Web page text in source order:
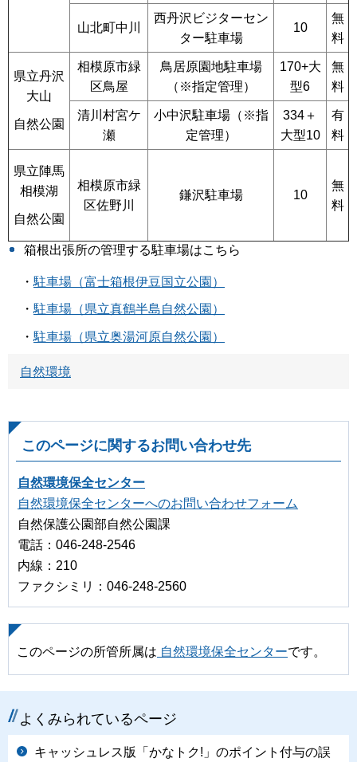
山北町中川
西丹沢ビジターセン
ター駐車場
10
無
料
県立丹沢
大山
自然公園
相模原市緑
区鳥屋
鳥居原園地駐車場
（※指定管理）
170+大
型6
無
料
清川村宮ケ
瀬
小中沢駐車場（※指
定管理）
334＋
大型10
有
料
県立陣馬
相模湖
自然公園
相模原市緑
区佐野川
鎌沢駐車場 10
無
料
箱根出張所の管理する駐車場はこちら
・ 駐車場（富士箱根伊豆国立公園）
・ 駐車場（県立真鶴半島自然公園）
・ 駐車場（県立奥湯河原自然公園）
自然環境
このページに関するお問い合わせ先
自然環境保全センター
自然環境保全センターへのお問い合わせフォーム
自然保護公園部自然公園課
電話：046-248-2546
内線：210
ファクシミリ：046-248-2560
このページの所管所属は 自然環境保全センターです。
よくみられているページ
キャッシュレス版「かなトク!」のポイント付与の誤